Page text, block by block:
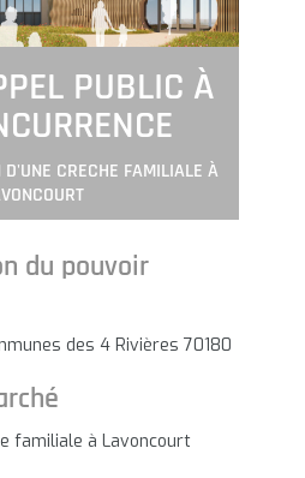
PUBLIC À
D'UNE CRECHE FAMILIALE À
du pouvoir
des 4 Rivières 70180
familiale à Lavoncourt